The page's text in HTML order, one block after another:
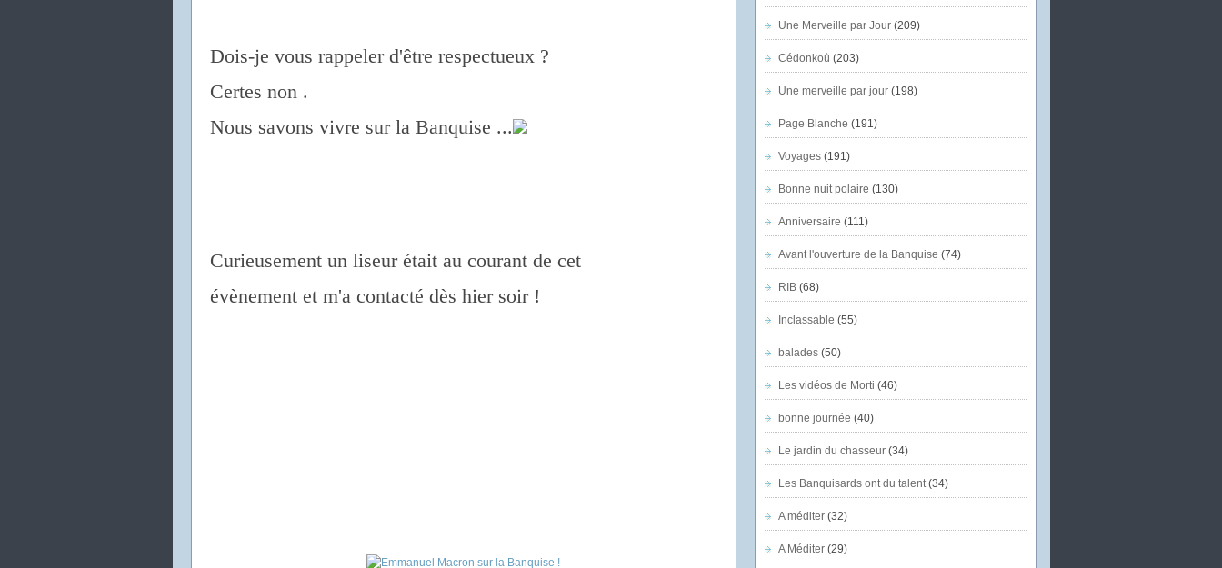
Dois-je vous rappeler d'être respectueux ?
Certes non .
Nous savons vivre sur la Banquise ...
Curieusement un liseur était au courant de cet
évènement et m'a contacté dès hier soir !
Une Merveille par Jour(209)
Cédonkoù (203)
Une merveille par jour(198)
Page Blanche (191)
Voyages(191)
Bonne nuit polaire (130)
Anniversaire (111)
Avant l'ouverture de la Banquise (74)
RIB(68)
Inclassable (55)
balades(50)
Les vidéos de Morti (46)
bonne journée (40)
Le jardin du chasseur(34)
Les Banquisards ont du talent(34)
A méditer(32)
A Méditer(29)